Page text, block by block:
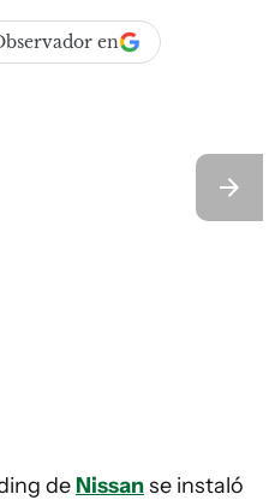
en
deNissanse instaló